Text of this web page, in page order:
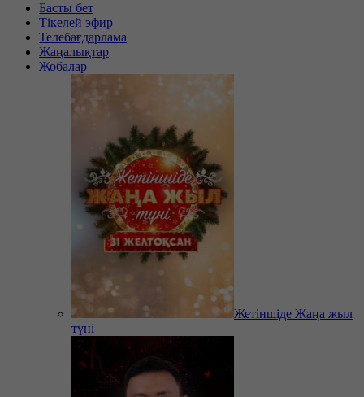
Басты бет
Тікелей эфир
Телебағдарлама
Жаңалықтар
Жобалар
Жетіншіде Жаңа жыл
түні